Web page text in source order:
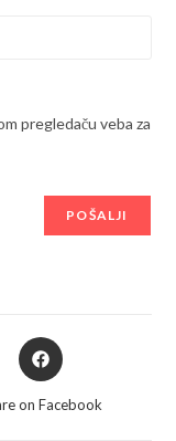
pregledaču veba za
Opens
in
on Facebook